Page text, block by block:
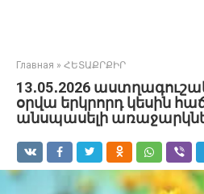
Главная » ՀԵՏԱՔՐՔԻՐ
13․05․2026
օրվա երկրորդ կեսին
անսպասելի